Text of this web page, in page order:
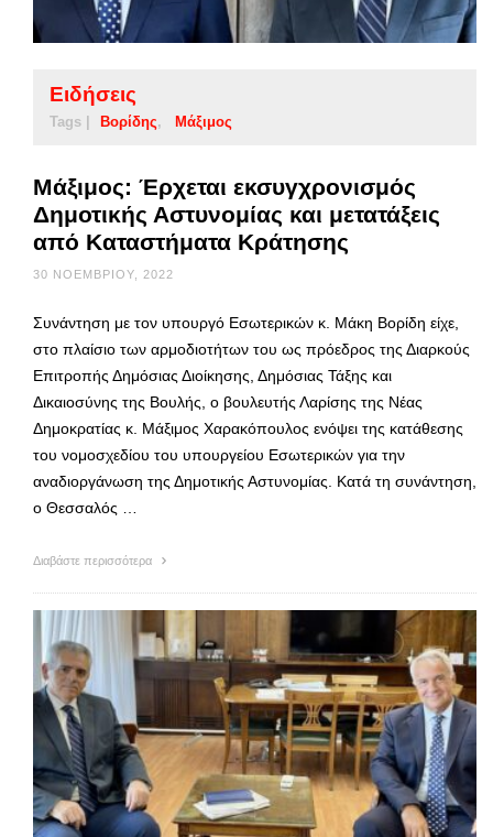
Ειδήσεις
Tags | Βορίδης Μάξιμος
Μάξιμος: Έρχεται εκσυγχρονισμός
Δημοτικής Αστυνομίας και μετατάξεις
από Καταστήματα Κράτησης
30 ΝΟΕΜΒΡΊΟΥ, 2022
Συνάντηση με τον υπουργό Εσωτερικών κ. Μάκη Βορίδη είχε,
στο πλαίσιο των αρμοδιοτήτων του ως πρόεδρος της Διαρκούς
Επιτροπής Δημόσιας Διοίκησης, Δημόσιας Τάξης και
Δικαιοσύνης της Βουλής, ο βουλευτής Λαρίσης της Νέας
Δημοκρατίας κ. Μάξιμος Χαρακόπουλος ενόψει της κατάθεσης
του νομοσχεδίου του υπουργείου Εσωτερικών για την
αναδιοργάνωση της Δημοτικής Αστυνομίας. Κατά τη συνάντηση,
ο Θεσσαλός …
Διαβάστε περισσότερα